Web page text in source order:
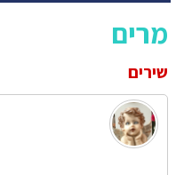
מרים
שירים